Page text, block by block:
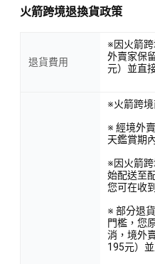
火箭跨境退換貨政策
退貨費用
※因火箭
外賣家保
元）並直
※火箭跨境
※ 經境外
天鑑賞期
※因火箭
始配送至
您可在收
※ 部分退
門檻，您
消，境外
195元）